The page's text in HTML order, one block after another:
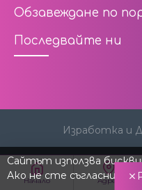
Обзавеждане по
Последвайте ни
Изработка и
Начало Адрес
Сайтът използва
Ако не сте съгласни,